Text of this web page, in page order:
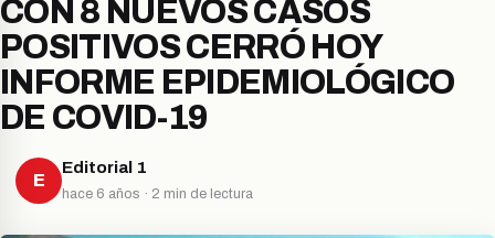
CON 8 NUEVOS CASOS
POSITIVOS CERRÓ HOY
INFORME EPIDEMIOLÓGICO
DE COVID-19
E
Editorial 1
hace 6 años · 2 min de lectura